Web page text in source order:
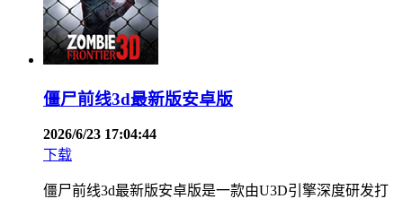
僵尸前线3d最新版安卓版
2026/6/23 17:04:44
下载
僵尸前线3d最新版安卓版是一款由U3D引擎深度研发打